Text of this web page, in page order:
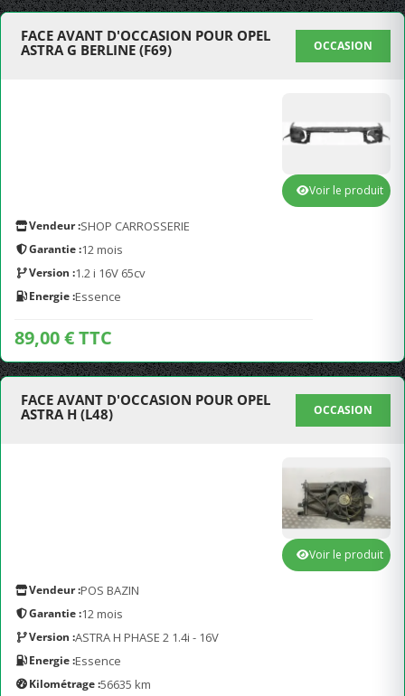
FACE AVANT D'OCCASION POUR OPEL
ASTRA G BERLINE (F69)
OCCASION
Vendeur :SHOP CARROSSERIE
Garantie :12 mois
Version :1.2 i 16V 65cv
Energie :Essence
89,00 € TTC
Voir le produit
FACE AVANT D'OCCASION POUR OPEL
ASTRA H (L48)
OCCASION
Vendeur :POS BAZIN
Garantie :12 mois
Version :ASTRA H PHASE 2 1.4i - 16V
Energie :Essence
Kilométrage :56635 km
Voir le produit